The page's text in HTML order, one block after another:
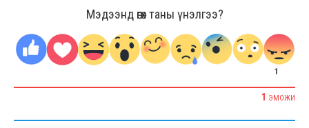
Мэдээнд өгөх таны үнэлгээ?
1
1 ЭМОЖИ